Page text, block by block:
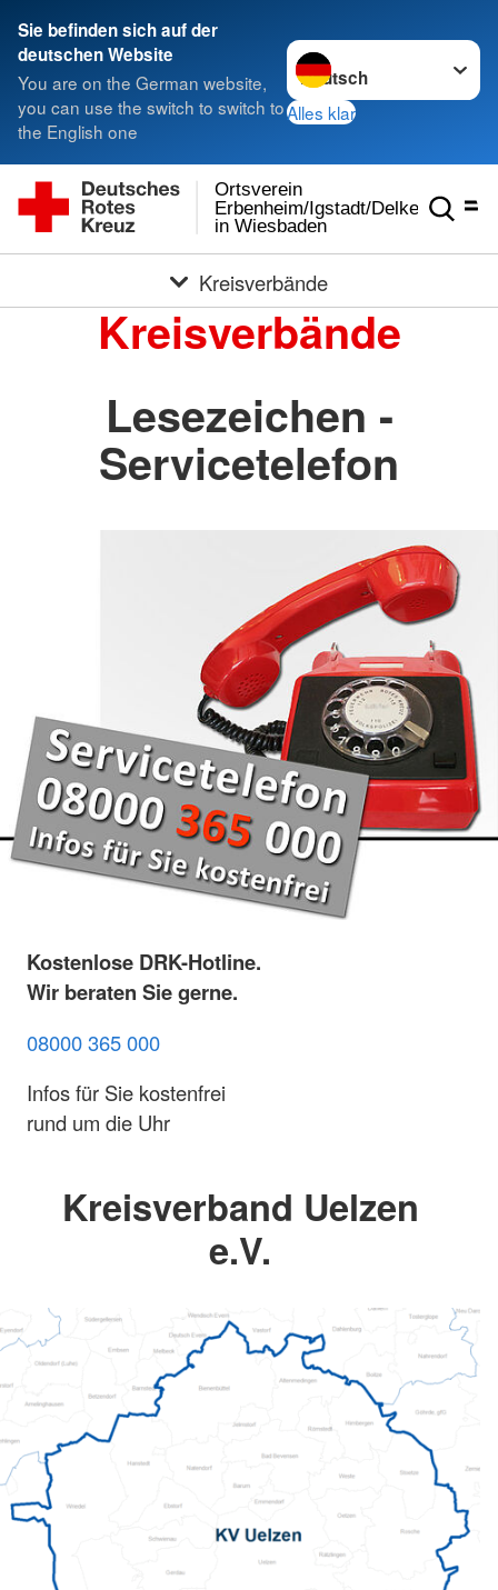
Sie befinden sich auf der
deutschen Website
You are on the German website,
you can use the switch to switch to
the English one
Sprache wechseln zu
Alles klar
in Wiesbaden
Erbenheim/Igstadt/Delkenheim
Ortsverein
Kreisverbände
Kreisverbände
Lesezeichen -
Servicetelefon
Kostenlose DRK-Hotline.
Wir beraten Sie gerne.
08000 365 000
Infos für Sie kostenfrei
rund um die Uhr
Kreisverband Uelzen
e.V.